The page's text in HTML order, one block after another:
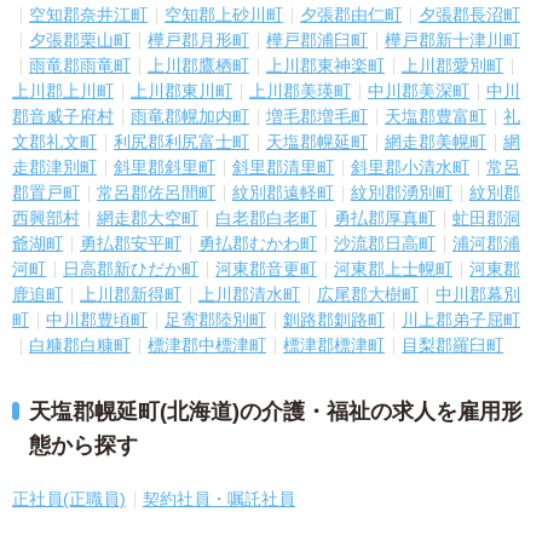
空知郡奈井江町
空知郡上砂川町 夕張郡由仁町
夕張郡長沼町
夕張郡栗山町
樺戸郡月形町 樺戸郡浦臼町
樺戸郡新十津川町
雨竜郡雨竜町
上川郡鷹栖町 上川郡東神楽町
上川郡愛別町
上川郡上川町
上川郡東川町 上川郡美瑛町 中川郡美深町
中川
郡音威子府村
雨竜郡幌加内町 増毛郡増毛町 天塩郡豊富町
礼
文郡礼文町
利尻郡利尻富士町 天塩郡幌延町 網走郡美幌町
網
走郡津別町
斜里郡斜里町 斜里郡清里町 斜里郡小清水町
常呂
郡置戸町
常呂郡佐呂間町 紋別郡遠軽町 紋別郡湧別町
紋別郡
西興部村
網走郡大空町 白老郡白老町 勇払郡厚真町
虻田郡洞
爺湖町
勇払郡安平町 勇払郡むかわ町 沙流郡日高町
浦河郡浦
河町
日高郡新ひだか町 河東郡音更町 河東郡上士幌町
河東郡
鹿追町
上川郡新得町 上川郡清水町 広尾郡大樹町
中川郡幕別
町
中川郡豊頃町 足寄郡陸別町 釧路郡釧路町
川上郡弟子屈町
白糠郡白糠町
標津郡中標津町 標津郡標津町 目梨郡羅臼町
天塩郡幌延町(北海道)の介護・福祉の求人を雇用形
態から探す
正社員(正職員) 契約社員・嘱託社員